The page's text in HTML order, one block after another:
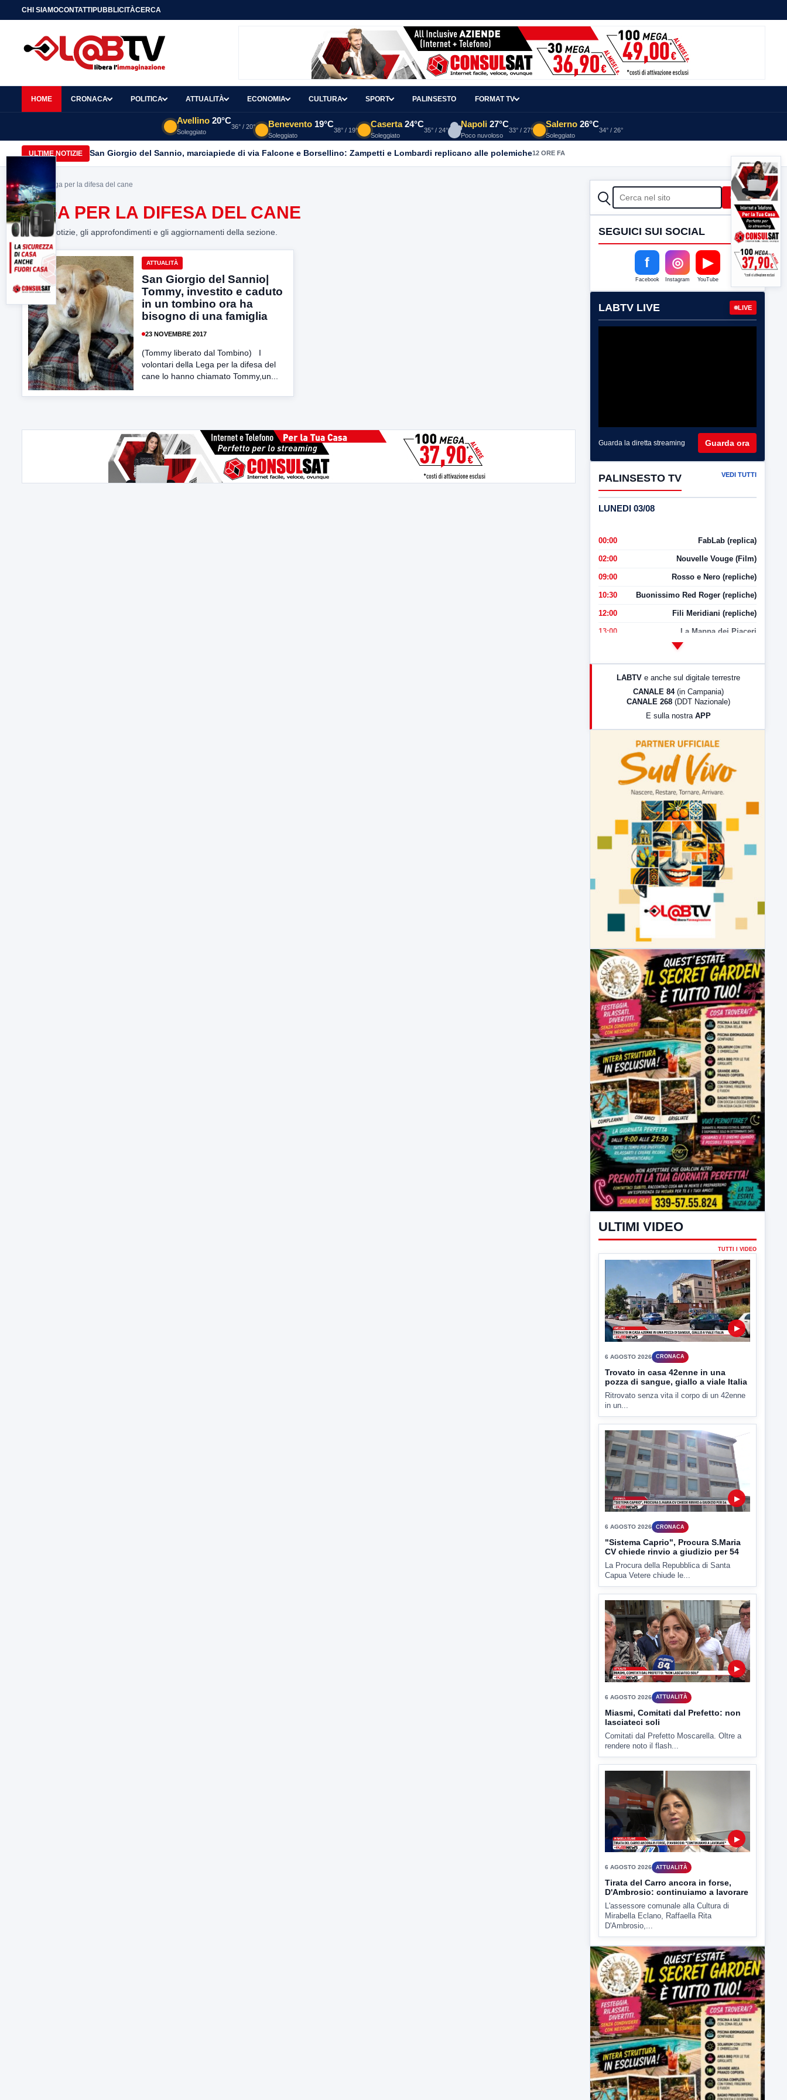
CHI SIAMOCONTATTIPUBBLICITÀCERCA
HOME CRONACA POLITICA ATTUALITÀ ECONOMIA CULTURA SPORT PALINSESTO FORMAT TV
Avellino 20°C
Soleggiato
36° / 20° Benevento 19°C
Soleggiato
38° / 19°
Caserta 24°C
Soleggiato
35° / 24°
Napoli 27°C
Poco nuvoloso
33° / 27°
Salerno 26°C
Soleggiato
34° / 26°
ULTIME NOTIZIE San Giorgio del Sannio, marciapiede di via Falcone e Borsellino: Zampetti e Lombardi replicano alle polemiche12 ORE FA
Home> lega per la difesa del cane
LEGA PER LA DIFESA DEL CANE
Tutte le notizie, gli approfondimenti e gli aggiornamenti della sezione.
ATTUALITÀ
San Giorgio del Sannio|
Tommy, investito e caduto
in un tombino ora ha
bisogno di una famiglia
23 NOVEMBRE 2017
(Tommy liberato dal Tombino) I
volontari della Lega per la difesa del
cane lo hanno chiamato Tommy,un...
CERCA Cerca
SEGUICI SUI SOCIAL
f
Facebook
◎
Instagram
▶
YouTube
LABTV LIVE LIVE
Guarda la diretta streaming Guarda ora
PALINSESTO TV VEDI TUTTI
LUNEDI 03/08
00:00 FabLab (replica)
02:00 Nouvelle Vouge (Film)
09:00 Rosso e Nero (repliche)
10:30 Buonissimo Red Roger (repliche)
12:00 Fili Meridiani (repliche)
13:00 La Mappa dei Piaceri
LabNews (Diretta)
LabNews (replica)
LABTV e anche sul digitale terrestre
CANALE 84 (in Campania)
CANALE 268 (DDT Nazionale)
E sulla nostra APP
ULTIMI VIDEO
TUTTI I VIDEO
▶
6 AGOSTO 2026 CRONACA
Trovato in casa 42enne in una
pozza di sangue, giallo a viale Italia
Ritrovato senza vita il corpo di un 42enne
in un...
▶
6 AGOSTO 2026 CRONACA
"Sistema Caprio", Procura S.Maria
CV chiede rinvio a giudizio per 54
La Procura della Repubblica di Santa
Capua Vetere chiude le...
▶
6 AGOSTO 2026 ATTUALITÀ
Miasmi, Comitati dal Prefetto: non
lasciateci soli
Comitati dal Prefetto Moscarella. Oltre a
rendere noto il flash...
▶
6 AGOSTO 2026 ATTUALITÀ
Tirata del Carro ancora in forse,
D'Ambrosio: continuiamo a lavorare
L'assessore comunale alla Cultura di
Mirabella Eclano, Raffaella Rita
D'Ambrosio,...